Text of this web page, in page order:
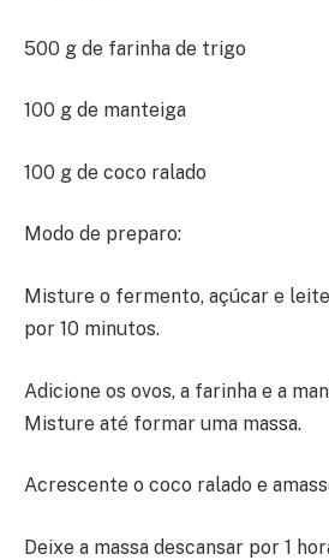
500 g de farinha de trigo
100 g de manteiga
100 g de coco ralado
Modo de preparo:
Misture o fermento, açúcar e
por 10 minutos.
Adicione os ovos, a farinha e a
Misture até formar uma massa.
Acrescente o coco ralado e
Deixe a massa descansar por 1